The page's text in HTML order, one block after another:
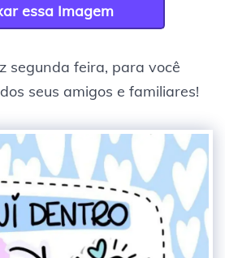
essa Imagem
segunda feira, para você
seus amigos e familiares!